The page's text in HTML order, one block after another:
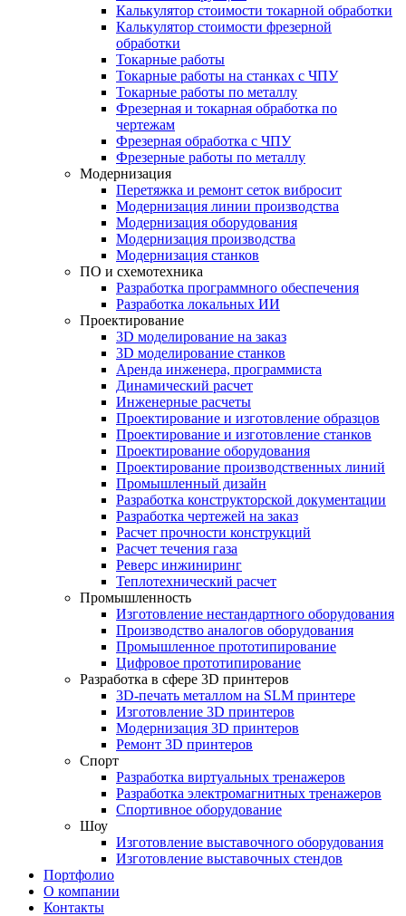
Калькулятор стоимости токарной обработки
Калькулятор стоимости фрезерной
обработки
Токарные работы
Токарные работы на станках с ЧПУ
Токарные работы по металлу
Фрезерная и токарная обработка по
чертежам
Фрезерная обработка с ЧПУ
Фрезерные работы по металлу
Модернизация
Перетяжка и ремонт сеток вибросит
Модернизация линии производства
Модернизация оборудования
Модернизация производства
Модернизация станков
ПО и схемотехника
Разработка программного обеспечения
Разработка локальных ИИ
Проектирование
3D моделирование на заказ
3D моделирование станков
Аренда инженера, программиста
Динамический расчет
Инженерные расчеты
Проектирование и изготовление образцов
Проектирование и изготовление станков
Проектирование оборудования
Проектирование производственных линий
Промышленный дизайн
Разработка конструкторской документации
Разработка чертежей на заказ
Расчет прочности конструкций
Расчет течения газа
Реверс инжиниринг
Теплотехнический расчет
Промышленность
Изготовление нестандартного оборудования
Производство аналогов оборудования
Промышленное прототипирование
Цифровое прототипирование
Разработка в сфере 3D принтеров
3D-печать металлом на SLM принтере
Изготовление 3D принтеров
Модернизация 3D принтеров
Ремонт 3D принтеров
Спорт
Разработка виртуальных тренажеров
Разработка электромагнитных тренажеров
Спортивное оборудование
Шоу
Изготовление выставочного оборудования
Изготовление выставочных стендов
Портфолио
О компании
Контакты